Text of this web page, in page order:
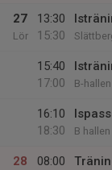
27
Lör
13:30
15:30
15:40
17:00
B-hallen
16:10
18:30
B hallen
28
08:00